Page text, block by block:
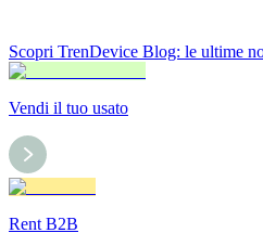
Scopri TrenDevice Blog: le ultime
Vendi il tuo usato
Rent B2B